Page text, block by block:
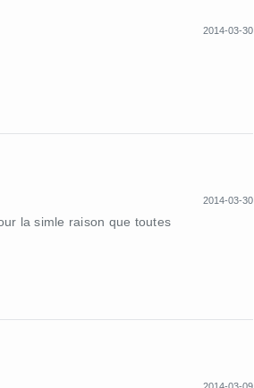
2014-03-30
2014-03-30
la simle raison que toutes